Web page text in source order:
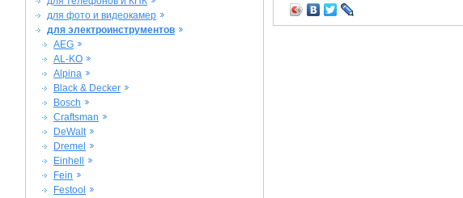
для фото и видеокамер
для электроинструментов
AEG
AL-KO
Alpina
Black & Decker
Bosch
Craftsman
DeWalt
Dremel
Einhell
Fein
Festool